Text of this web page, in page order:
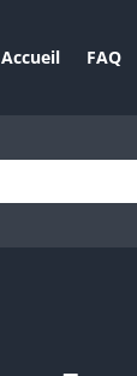
Accueil FAQ